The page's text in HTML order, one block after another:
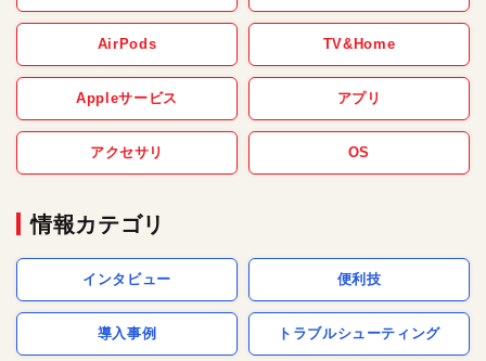
AirPods TV&Home
Appleサービス アプリ
アクセサリ OS
情報カテゴリ
インタビュー 便利技
導入事例 トラブルシューティング